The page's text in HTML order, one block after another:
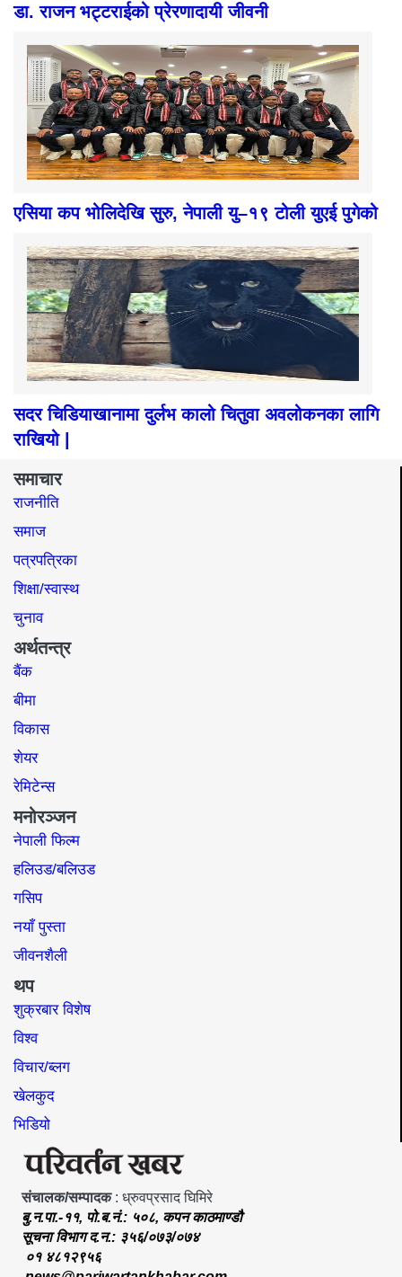
डा. राजन भट्टराईको प्रेरणादायी जीवनी
एसिया कप भोलिदेखि सुरु, नेपाली यु–१९ टोली युएई पुगेको
सदर चिडियाखानामा दुर्लभ कालो चितुवा अवलोकनका लागि
राखियो |
समाचार
राजनीति
समाज​
पत्रपत्रिका
शिक्षा/स्वास्थ
चुनाव
अर्थतन्त्र
बैंक
बीमा
विकास
शेयर
रेमिटेन्स
मनोरञ्जन
नेपाली फिल्म
हलिउड/बलिउड
गसिप
नयाँ पुस्ता
जीवनशैली
थप
शुक्रबार विशेष
विश्व
विचार/ब्लग
खेलकुद
भिडियो
संचालक/सम्पादक: ध्रुवप्रसाद घिमिरे
बु.न.पा.-११, पो.ब.नं.: ५०८, कपन काठमाण्डौ
सूचना विभाग द.न.: ३५६/०७३/०७४
०१ ४८१२९५६